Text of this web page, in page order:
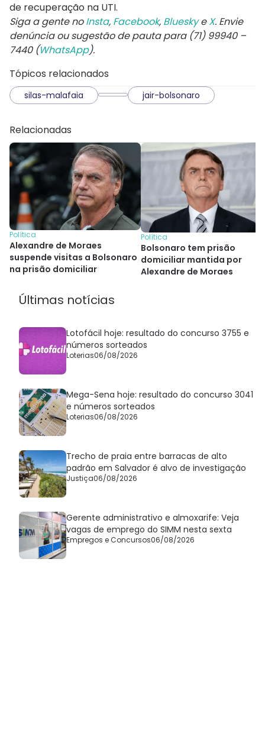
de recuperação na UTI.
Siga a gente noInsta, Facebook, BlueskyeX. Envie
denúncia ou sugestão de pauta para (71) 99940 –
7440 (WhatsApp).
Tópicos relacionados
silas-malafaia jair-bolsonaro
Relacionadas
Política
Alexandre de Moraes
suspende visitas a Bolsonaro
na prisão domiciliar
Política
Bolsonaro tem prisão
domiciliar mantida por
Alexandre de Moraes
Últimas notícias
Lotofácil hoje: resultado do concurso 3755 e
números sorteados
Loterias06/08/2026
Mega-Sena hoje: resultado do concurso 3041
e números sorteados
Loterias06/08/2026
Trecho de praia entre barracas de alto
padrão em Salvador é alvo de investigação
Justiça06/08/2026
Gerente administrativo e almoxarife: Veja
vagas de emprego do SIMM nesta sexta
Empregos e Concursos06/08/2026